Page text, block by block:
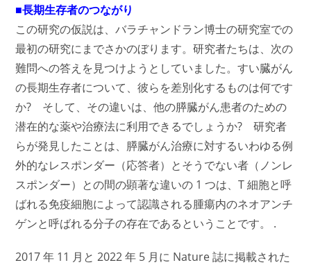
■長期生存者のつながり
この研究の仮説は、バラチャンドラン博士の研究室での
最初の研究にまでさかのぼります。研究者たちは、次の
難問への答えを見つけようとしていました。すい臓がん
の長期生存者について、彼らを差別化するものは何です
か? そして、その違いは、他の膵臓がん患者のための
潜在的な薬や治療法に利用できるでしょうか? 研究者
らが発見したことは、膵臓がん治療に対するいわゆる例
外的なレスポンダー（応答者）とそうでない者（ノンレ
スポンダー）との間の顕著な違いの 1 つは、T 細胞と呼
ばれる免疫細胞によって認識される腫瘍内のネオアンチ
ゲンと呼ばれる分子の存在であるということです。 .
2017 年 11 月と 2022 年 5 月に Nature 誌に掲載された